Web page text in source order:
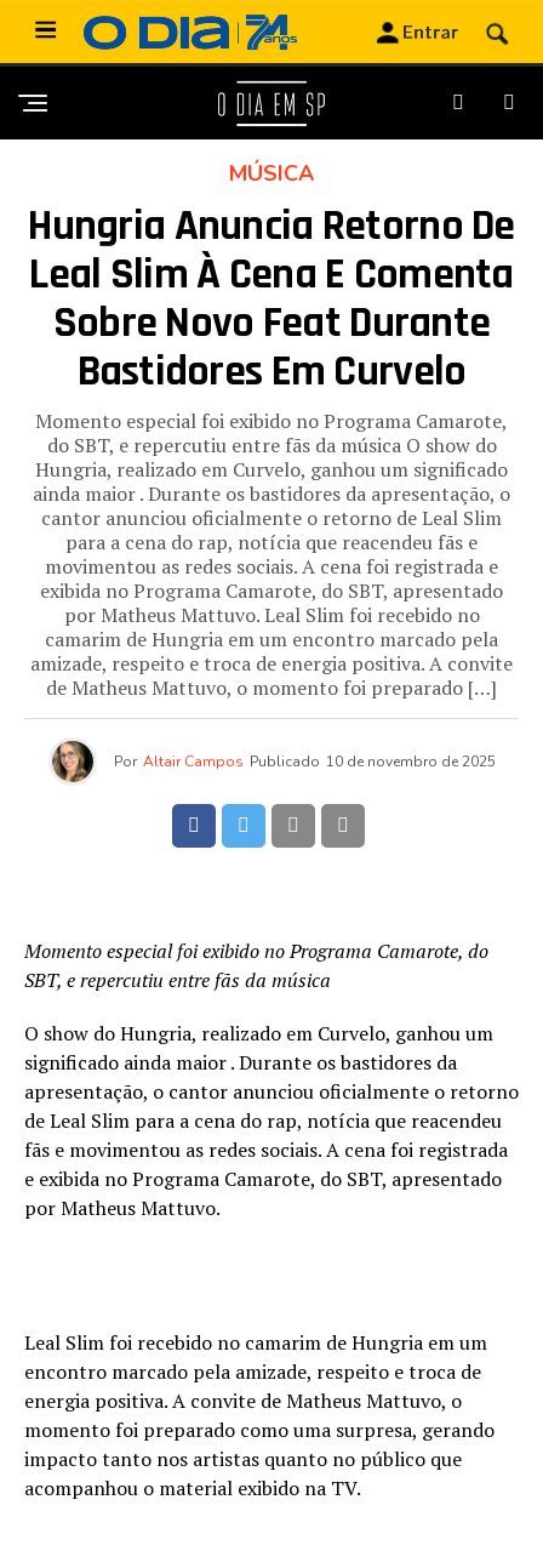
MÚSICA
Hungria Anuncia Retorno De
Leal Slim À Cena E Comenta
Sobre Novo Feat Durante
Bastidores Em Curvelo
Momento especial foi exibido no Programa Camarote,
do SBT, e repercutiu entre fãs da música O show do
Hungria, realizado em Curvelo, ganhou um significado
ainda maior . Durante os bastidores da apresentação, o
cantor anunciou oficialmente o retorno de Leal Slim
para a cena do rap, notícia que reacendeu fãs e
movimentou as redes sociais. A cena foi registrada e
exibida no Programa Camarote, do SBT, apresentado
por Matheus Mattuvo. Leal Slim foi recebido no
camarim de Hungria em um encontro marcado pela
amizade, respeito e troca de energia positiva. A convite
de Matheus Mattuvo, o momento foi preparado […]
Por Altair Campos Publicado 10 de novembro de 2025
Momento especial foi exibido no Programa Camarote, do
SBT, e repercutiu entre fãs da música
O show do Hungria, realizado em Curvelo, ganhou um
significado ainda maior . Durante os bastidores da
apresentação, o cantor anunciou oficialmente o retorno
de Leal Slim para a cena do rap, notícia que reacendeu
fãs e movimentou as redes sociais. A cena foi registrada
e exibida no Programa Camarote, do SBT, apresentado
por Matheus Mattuvo.
Leal Slim foi recebido no camarim de Hungria em um
encontro marcado pela amizade, respeito e troca de
energia positiva. A convite de Matheus Mattuvo, o
momento foi preparado como uma surpresa, gerando
impacto tanto nos artistas quanto no público que
acompanhou o material exibido na TV.